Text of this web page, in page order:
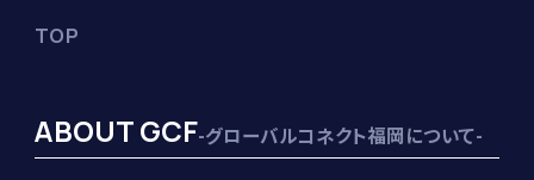
TOP
ABOUT GCF-グローバルコネクト福岡について-